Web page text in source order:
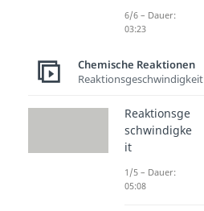
6/6 – Dauer:
03:23
Chemische Reaktionen
Reaktionsgeschwindigkeit
Reaktionsge
schwindigke
it
1/5 – Dauer:
05:08